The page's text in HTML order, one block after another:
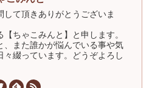
て頂きありがとうございま
ちゃこみんと】と申します。
、また誰かが悩んでいる事や気
綴っています。どうぞよろし